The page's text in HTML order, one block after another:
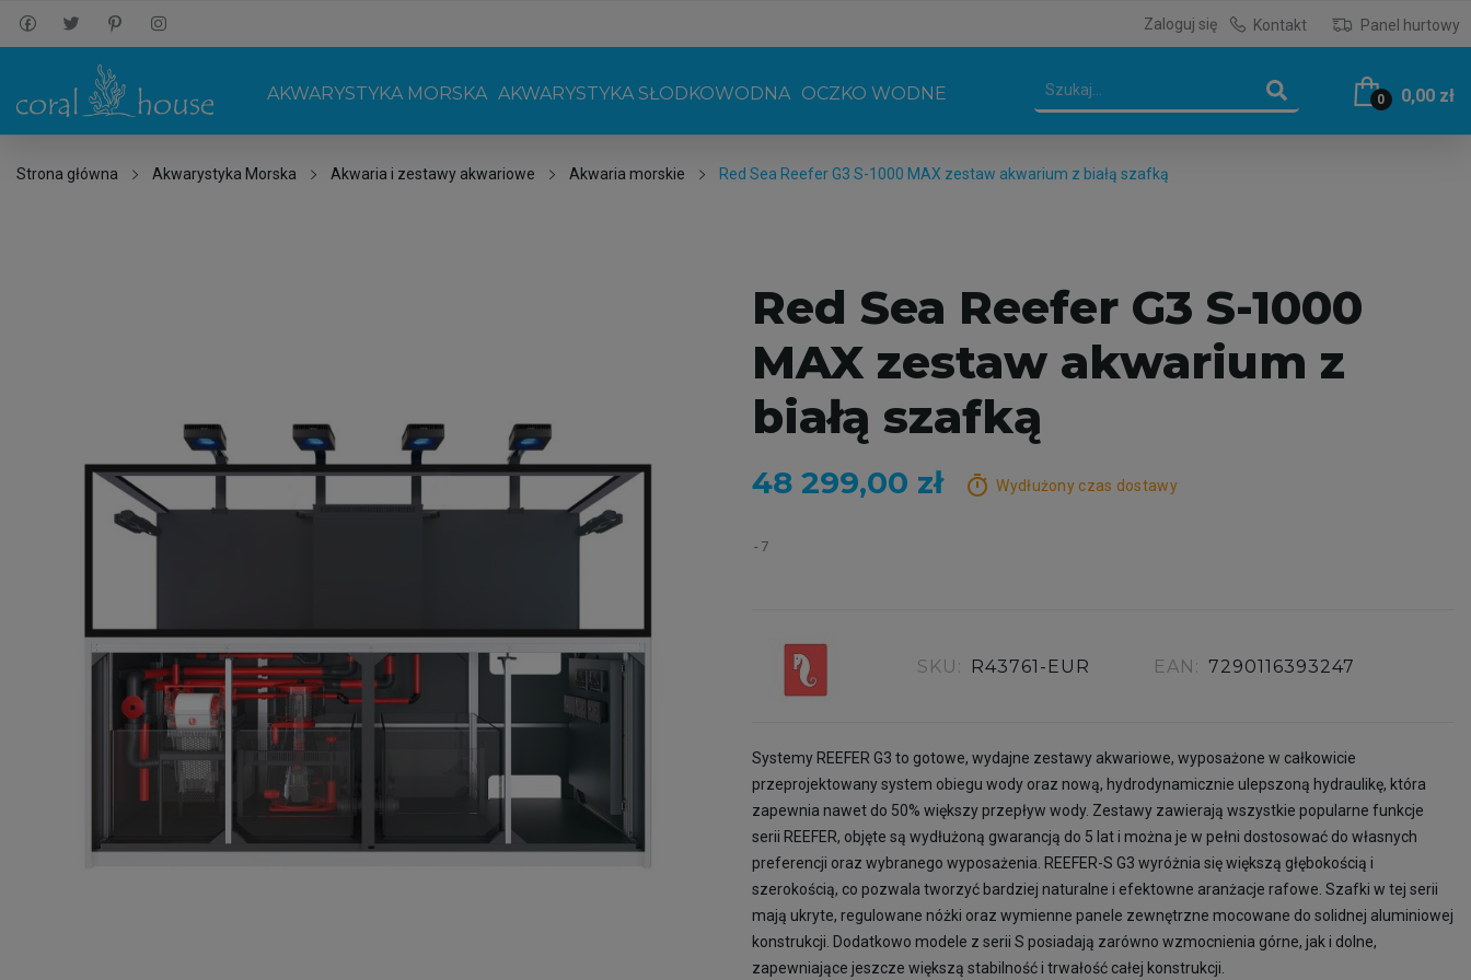
Zaloguj się Kontakt Panel hurtowy
AKWARYSTYKA MORSKA AKWARYSTYKA SŁODKOWODNA OCZKO WODNE 0 0,00 zł
Strona główna Akwarystyka Morska Akwaria i zestawy akwariowe Akwaria morskie Red Sea Reefer G3 S-1000 MAX zestaw akwarium z białą szafką
Red Sea Reefer G3 S-1000
MAX zestaw akwarium z
białą szafką
48 299,00 zł timer Wydłużony czas dostawy
7
SKU: R43761-EUR EAN: 7290116393247
Systemy REEFER G3 to gotowe, wydajne zestawy akwariowe, wyposażone w całkowicie
przeprojektowany system obiegu wody oraz nową, hydrodynamicznie ulepszoną hydraulikę, która
zapewnia nawet do 50% większy przepływ wody. Zestawy zawierają wszystkie popularne funkcje
serii REEFER, objęte są wydłużoną gwarancją do 5 lat i można je w pełni dostosować do własnych
preferencji oraz wybranego wyposażenia. REEFER-S G3 wyróżnia się większą głębokością i
szerokością, co pozwala tworzyć bardziej naturalne i efektowne aranżacje rafowe. Szafki w tej serii
mają ukryte, regulowane nóżki oraz wymienne panele zewnętrzne mocowane do solidnej aluminiowej
konstrukcji. Dodatkowo modele z serii S posiadają zarówno wzmocnienia górne, jak i dolne,
zapewniające jeszcze większą stabilność i trwałość całej konstrukcji.